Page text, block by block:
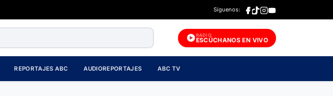
Síguenos:
RADIO
ESCÚCHANOS EN VIVO
REPORTAJES ABC AUDIOREPORTAJES ABC TV